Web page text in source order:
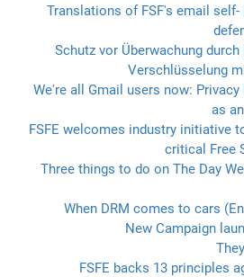
[Blog] Translations of FSF's email self-
[Blog] Schutz vor Überwachung durch
Verschlüsselung
[Blog] We're all Gmail users now: Privacy
as
FSFE welcomes industry initiative
critical Free
Three things to do on The Day
When DRM comes to cars
New Campaign
FSFE backs 13 principles